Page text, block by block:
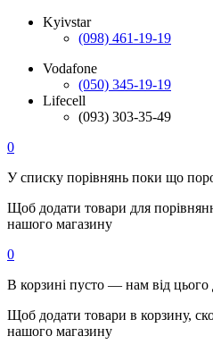
Kyivstar
(098) 461-19-19
Vodafone
(050) 345-19-19
Lifecell
(093) 303-35-49
0
У списку порівнянь поки що
Щоб додати товари для
нашого магазину
0
В корзині пусто — нам від
Щоб додати товари в корзину,
нашого магазину